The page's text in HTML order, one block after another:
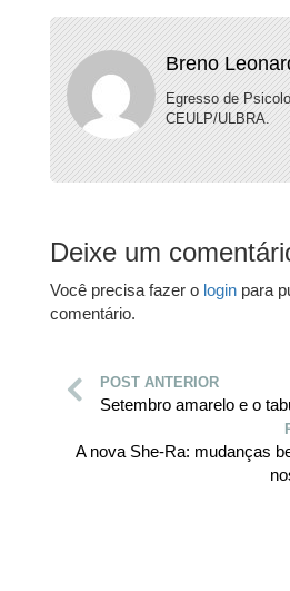
Breno
Egresso de
CEULP/ULBRA.
Deixe um
Você precisa fazer o login para
comentário.
POST ANTERIOR
Setembro amarelo e o
A nova She-Ra: mudanças